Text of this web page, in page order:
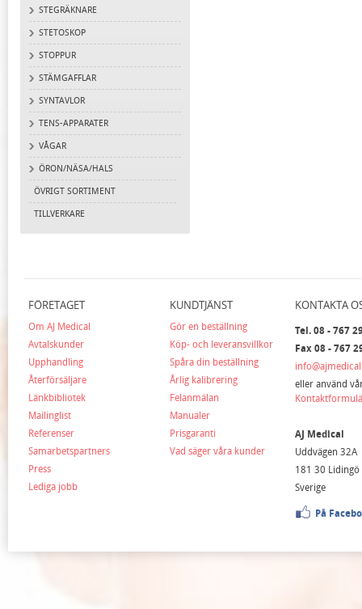
STEGRÄKNARE
STETOSKOP
STOPPUR
STÄMGAFFLAR
SYNTAVLOR
TENS-APPARATER
VÅGAR
ÖRON/NÄSA/HALS
ÖVRIGT SORTIMENT
TILLVERKARE
FÖRETAGET
Om AJ Medical
Avtalskunder
Upphandling
Återförsäljare
Länkbibliotek
Mailinglist
Referenser
Samarbetspartners
Press
Lediga jobb
KUNDTJÄNST
Gör en beställning
Köp- och leveransvillkor
Spåra din beställning
Årlig kalibrering
Felanmälan
Manualer
Prisgaranti
Vad säger våra kunder
KONTAKTA
Tel. 08 - 767
Fax 08 - 767
eller använd
AJ Medical
Uddvägen 32A
181 30 Lidingö
Sverige
På